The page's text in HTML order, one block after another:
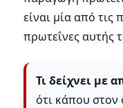
είναι μία από τις
πρωτεΐνες αυτής
Τι δείχνει με
ότι κάπου στον